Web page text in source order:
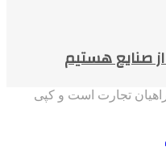
صنایع هستیم
تجارت است و کپی